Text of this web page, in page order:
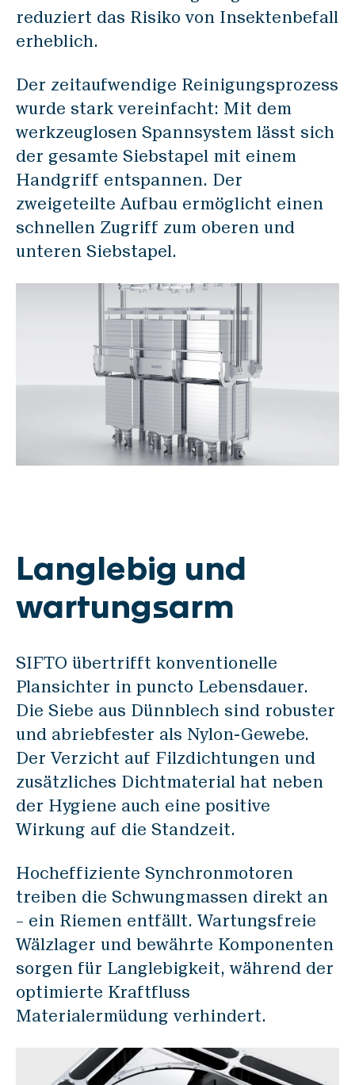
reduziert das Risiko von Insektenbefall
erheblich.
Der zeitaufwendige Reinigungsprozess
wurde stark vereinfacht: Mit dem
werkzeuglosen Spannsystem lässt sich
der gesamte Siebstapel mit einem
Handgriff entspannen. Der
zweigeteilte Aufbau ermöglicht einen
schnellen Zugriff zum oberen und
unteren Siebstapel.
Langlebig und
wartungsarm
SIFTO übertrifft konventionelle
Plansichter in puncto Lebensdauer.
Die Siebe aus Dünnblech sind robuster
und abriebfester als Nylon-Gewebe.
Der Verzicht auf Filzdichtungen und
zusätzliches Dichtmaterial hat neben
der Hygiene auch eine positive
Wirkung auf die Standzeit.
Hocheffiziente Synchronmotoren
treiben die Schwungmassen direkt an
– ein Riemen entfällt. Wartungsfreie
Wälzlager und bewährte Komponenten
sorgen für Langlebigkeit, während der
optimierte Kraftfluss
Materialermüdung verhindert.